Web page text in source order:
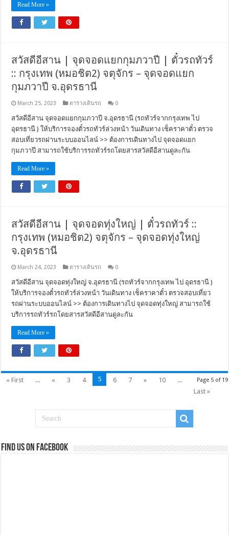
Read More »
สวัสดีอีสาน | จุดจอดแยกกุมภวาปี | ตั๋วรถทัวร์
:: กรุงเทพ (หมอชิต2) จตุจักร – จุดจอดแยก
กุมภวาปี จ.อุดรธานี
March 25, 2023 ตารางเดินรถ 0
สวัสดีอีสาน จุดจอดแยกกุมภวาปี จ.อุดรธานี (รถทัวร์จากกรุงเทพ ไป
อุดรธานี ) ให้บริการจองตั๋วรถทัวร์ล่วงหน้า วันเดินทาง เช็คราคาตั๋ว ตรวจ
สอบเที่ยวรถผ่านระบบออนไลน์ >> ต้องการเดินทางไป จุดจอดแยก
กุมภวาปี สามารถใช้บริการรถทัวร์รถโดยสารสวัสดีอีสานดูละกัน
Read More »
สวัสดีอีสาน | จุดจอดทุ่งใหญ่ | ตั๋วรถทัวร์ ::
กรุงเทพ (หมอชิต2) จตุจักร – จุดจอดทุ่งใหญ่
จ.อุดรธานี
March 24, 2023 ตารางเดินรถ 0
สวัสดีอีสาน จุดจอดทุ่งใหญ่ จ.อุดรธานี (รถทัวร์จากกรุงเทพ ไป อุดรธานี )
ให้บริการจองตั๋วรถทัวร์ล่วงหน้า วันเดินทาง เช็คราคาตั๋ว ตรวจสอบเที่ยว
รถผ่านระบบออนไลน์ >> ต้องการเดินทางไป จุดจอดทุ่งใหญ่ สามารถใช้
บริการรถทัวร์รถโดยสารสวัสดีอีสานดูละกัน
Read More »
Page 5 of 19
« First ... « 3 4 5 6 7 » 10
...
Last »
Find us on Facebook